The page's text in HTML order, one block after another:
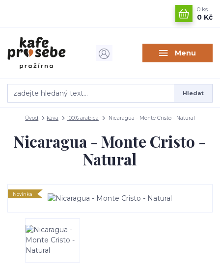
Menu
Hledat
0 ks
0 Kč
Úvod káva 100% arabica Nicaragua - Monte Cristo - Natural
Nicaragua - Monte Cristo -
Natural
Novinka